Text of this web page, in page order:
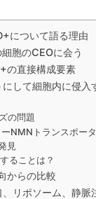
について語る理由
胞のCEOに会う
の直接構成要素
して細胞内に侵入
の問題
NMNトランスポータ
見
ることは？
からの比較
リポソーム、静脈